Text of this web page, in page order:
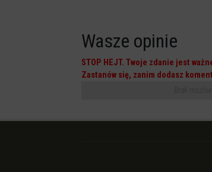
Wasze opinie
STOP HEJT. Twoje zdanie jest
Zastanów się, zanim dodasz